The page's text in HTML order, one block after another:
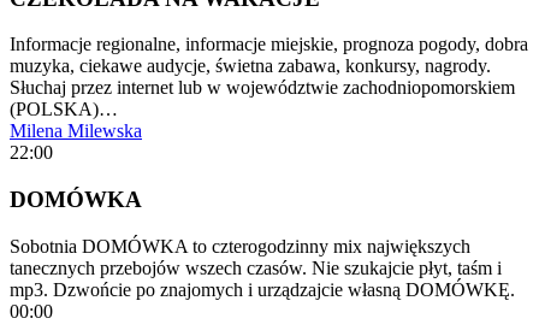
Informacje regionalne, informacje miejskie, prognoza pogody, dobra
muzyka, ciekawe audycje, świetna zabawa, konkursy, nagrody.
Słuchaj przez internet lub w województwie zachodniopomorskiem
(POLSKA)…
Milena Milewska
22:00
DOMÓWKA
Sobotnia DOMÓWKA to czterogodzinny mix największych
tanecznych przebojów wszech czasów. Nie szukajcie płyt, taśm i
mp3. Dzwońcie po znajomych i urządzajcie własną DOMÓWKĘ.
00:00